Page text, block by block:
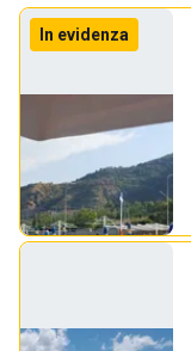
In evidenza